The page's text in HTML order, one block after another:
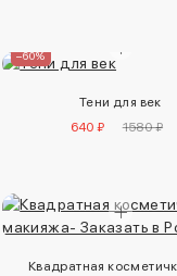
–60%
Тени для век
640 ₽
1580 ₽
Квадратная